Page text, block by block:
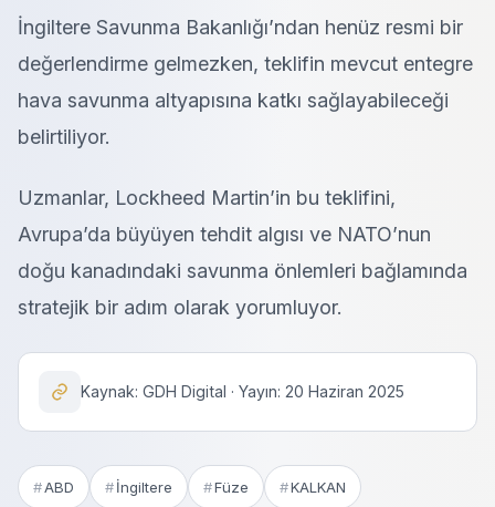
İngiltere Savunma Bakanlığı’ndan henüz resmi bir
değerlendirme gelmezken, teklifin mevcut entegre
hava savunma altyapısına katkı sağlayabileceği
belirtiliyor.
Uzmanlar, Lockheed Martin’in bu teklifini,
Avrupa’da büyüyen tehdit algısı ve NATO’nun
doğu kanadındaki savunma önlemleri bağlamında
stratejik bir adım olarak yorumluyor.
Kaynak: GDH Digital · Yayın: 20 Haziran 2025
ABD İngiltere Füze KALKAN